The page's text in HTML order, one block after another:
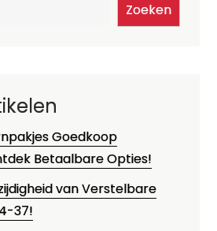
Zoeken
Goedkoop
Betaalbare Opties!
van Verstelbare
37!